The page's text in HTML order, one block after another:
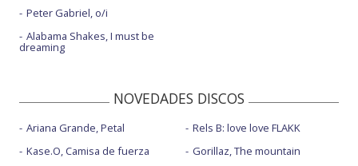
Peter Gabriel, o/i
Alabama Shakes, I must be
dreaming
NOVEDADES DISCOS
Ariana Grande, Petal
Kase.O, Camisa de fuerza
Rels B: love love FLAKK
Gorillaz, The mountain